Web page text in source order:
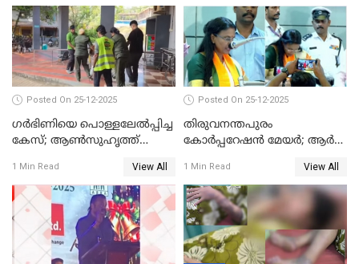
Posted On 25-12-2025
ഗര്‍ഭിണിയെ പൊള്ളലേല്‍പ്പിച്ച
കേസ്; ആണ്‍സുഹൃത്ത്
1 Min Read View All
Posted On 25-12-2025
തിരുവനന്തപുരം
കോര്‍പ്പറേഷന്‍ മേയർ; ആര്‍
1 Min Read View All